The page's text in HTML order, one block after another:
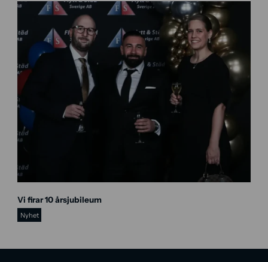
e
e
r
e
t
R
-
d
r
a
g
e
w
s
i
Vi firar 10 årsjubileum
Nyhet